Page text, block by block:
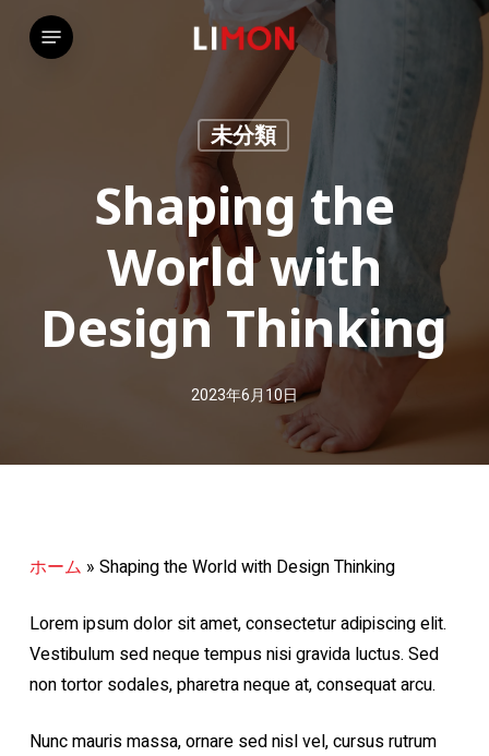
Menu
未分類
Shaping the
World with
Design Thinking
2023年6月10日
ホーム » Shaping the World with Design Thinking
Lorem ipsum dolor sit amet, consectetur adipiscing elit.
Vestibulum sed neque tempus nisi gravida luctus. Sed
non tortor sodales, pharetra neque at, consequat arcu.
Nunc mauris massa, ornare sed nisl vel, cursus rutrum